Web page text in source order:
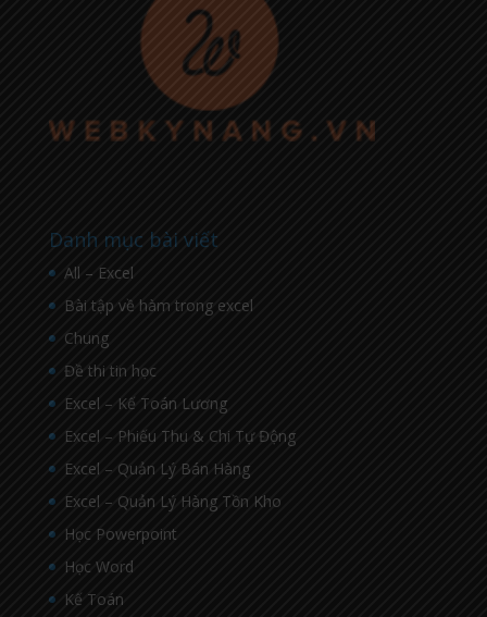
Danh mục bài viết
All – Excel
Bài tập về hàm trong excel
Chung
Đề thi tin học
Excel – Kế Toán Lương
Excel – Phiếu Thu & Chi Tự Động
Excel – Quản Lý Bán Hàng
Excel – Quản Lý Hàng Tồn Kho
Học Powerpoint
Học Word
Kế Toán